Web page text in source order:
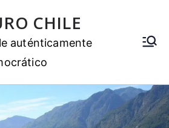
CHILE
auténticamente